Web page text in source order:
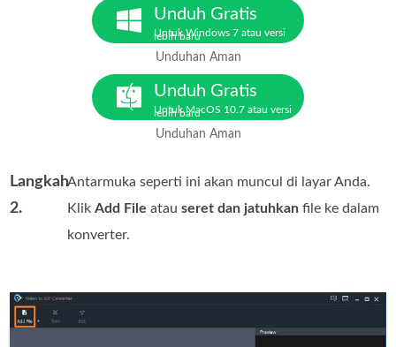
Unduh Gratis
Untuk Windows 7 atau versi
lebih baru
Unduhan Aman
Unduh Gratis
Untuk MacOS 10.7 atau versi
lebih baru
Unduhan Aman
Langkah
2.
Antarmuka seperti ini akan muncul di layar Anda.
KlikAdd File atauseret dan jatuhkan file ke dalam
konverter.